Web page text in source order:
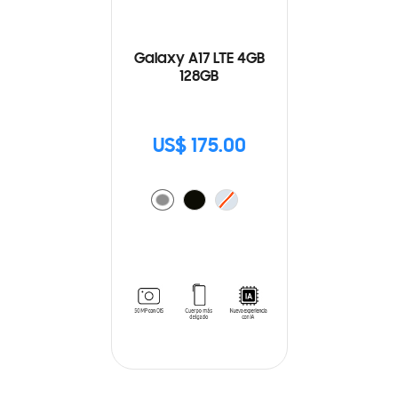
Galaxy A17 LTE 4GB
128GB
US$ 175.00